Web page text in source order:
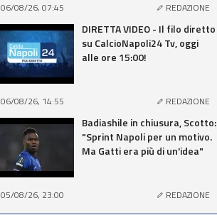
06/08/26, 07:45 REDAZIONE
DIRETTA VIDEO - Il filo diretto
su CalcioNapoli24 Tv, oggi
alle ore 15:00!
06/08/26, 14:55 REDAZIONE
Badiashile in chiusura, Scotto:
"Sprint Napoli per un motivo.
Ma Gatti era più di un'idea"
05/08/26, 23:00 REDAZIONE